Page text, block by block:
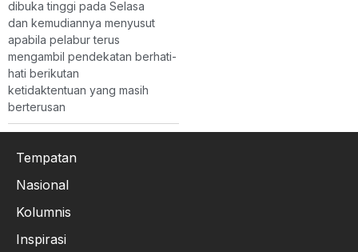
dibuka tinggi pada Selasa
dan kemudiannya menyusut
apabila pelabur terus
mengambil pendekatan berhati-
hati berikutan
ketidaktentuan yang masih
berterusan
Tempatan
Nasional
Kolumnis
Inspirasi